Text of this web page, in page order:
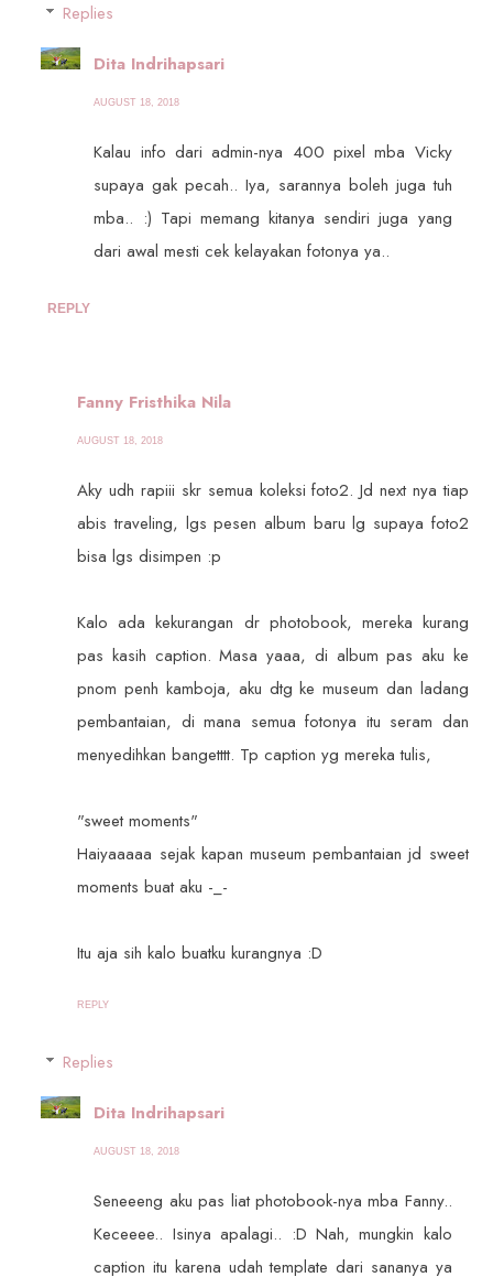
Replies
Dita Indrihapsari
AUGUST 18, 2018
Kalau info dari admin-nya 400 pixel mba Vicky
supaya gak pecah.. Iya, sarannya boleh juga tuh
mba.. :) Tapi memang kitanya sendiri juga yang
dari awal mesti cek kelayakan fotonya ya..
REPLY
Fanny Fristhika Nila
AUGUST 18, 2018
Aky udh rapiii skr semua koleksi foto2. Jd next nya tiap
abis traveling, lgs pesen album baru lg supaya foto2
bisa lgs disimpen :p
Kalo ada kekurangan dr photobook, mereka kurang
pas kasih caption. Masa yaaa, di album pas aku ke
pnom penh kamboja, aku dtg ke museum dan ladang
pembantaian, di mana semua fotonya itu seram dan
menyedihkan bangetttt. Tp caption yg mereka tulis,
"sweet moments"
Haiyaaaaa sejak kapan museum pembantaian jd sweet
moments buat aku -_-
Itu aja sih kalo buatku kurangnya :D
REPLY
Replies
Dita Indrihapsari
AUGUST 18, 2018
Seneeeng aku pas liat photobook-nya mba Fanny..
Keceeee.. Isinya apalagi.. :D Nah, mungkin kalo
caption itu karena udah template dari sananya ya